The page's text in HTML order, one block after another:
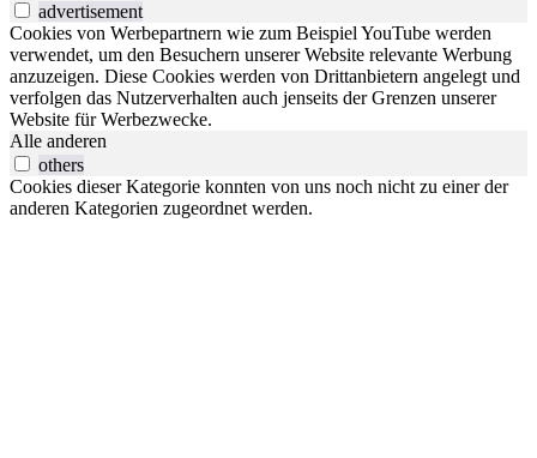
advertisement
Cookies von Werbepartnern wie zum Beispiel YouTube werden
verwendet, um den Besuchern unserer Website relevante Werbung
anzuzeigen. Diese Cookies werden von Drittanbietern angelegt und
verfolgen das Nutzerverhalten auch jenseits der Grenzen unserer
Website für Werbezwecke.
Alle anderen
others
Cookies dieser Kategorie konnten von uns noch nicht zu einer der
anderen Kategorien zugeordnet werden.